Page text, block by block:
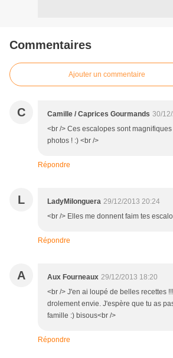
Commentaires
Ajouter un commentaire
C Camille / Caprices Gourmands 30/
<br /> Ces escalopes sont
photos ! :) <br />
Répondre
L LadyMilonguera 29/12/2013 20:24
<br /> Elles me donnent faim tes
Répondre
A Aux Fourneaux 29/12/2013 18:20
<br /> J'en ai loupé de belles recettes
drolement envie. J'espère que tu as
famille :) bisous<br />
Répondre